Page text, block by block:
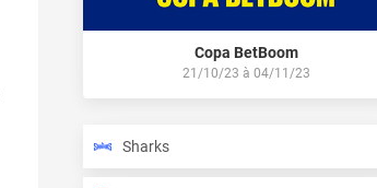
Copa BetBoom
21/10/23 à 04/11/23
Sharks